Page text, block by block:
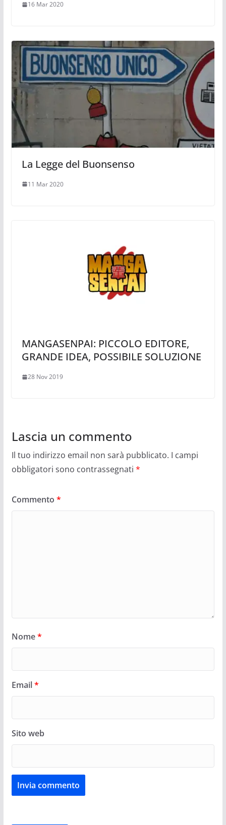
16 Mar 2020
La Legge del Buonsenso
11 Mar 2020
MANGASENPAI: PICCOLO EDITORE,
GRANDE IDEA, POSSIBILE SOLUZIONE
28 Nov 2019
Lascia un commento
Il tuo indirizzo email non sarà pubblicato. I campi
obbligatori sono contrassegnati *
Commento *
Nome*
Email*
Sito web